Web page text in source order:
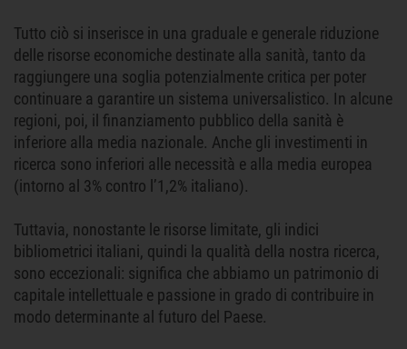
Tutto ciò si inserisce in una graduale e generale riduzione
delle risorse economiche destinate alla sanità, tanto da
raggiungere una soglia potenzialmente critica per poter
continuare a garantire un sistema universalistico. In alcune
regioni, poi, il finanziamento pubblico della sanità è
inferiore alla media nazionale. Anche gli investimenti in
ricerca sono inferiori alle necessità e alla media europea
(intorno al 3% contro l’1,2% italiano).
Tuttavia, nonostante le risorse limitate, gli indici
bibliometrici italiani, quindi la qualità della nostra ricerca,
sono eccezionali: significa che abbiamo un patrimonio di
capitale intellettuale e passione in grado di contribuire in
modo determinante al futuro del Paese.